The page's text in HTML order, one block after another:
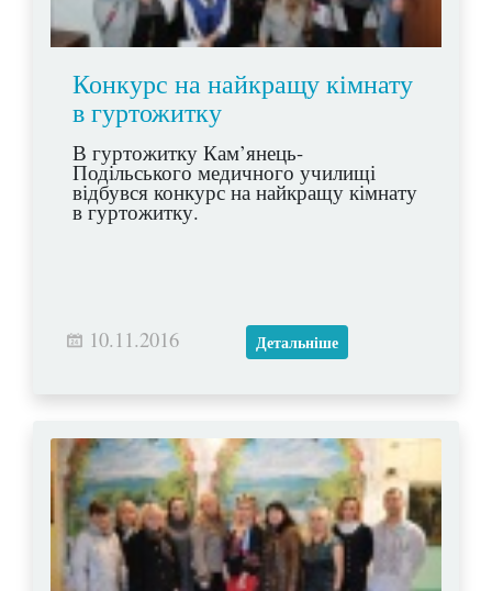
Конкурс на найкращу кімнату
в гуртожитку
В гуртожитку Кам’янець-
Подільського медичного училищі
відбувся конкурс на найкращу кімнату
в гуртожитку.
10.11.2016 Детальніше